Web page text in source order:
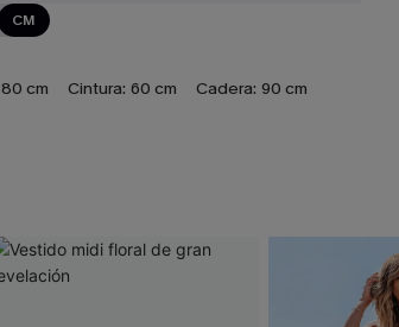
CM
80 cm Cintura: 60 cm Cadera: 90 cm